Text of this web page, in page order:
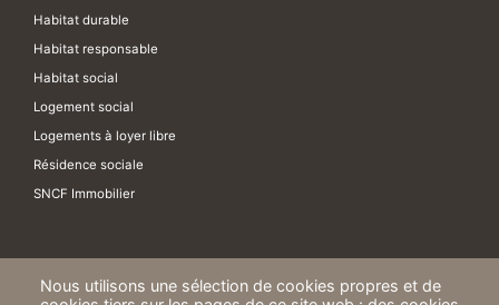
Nous utilisons une sélection de cookies propres et de
Habitat durable
Habitat responsable
Habitat social
Logement social
Logements à loyer libre
Résidence sociale
SNCF Immobilier